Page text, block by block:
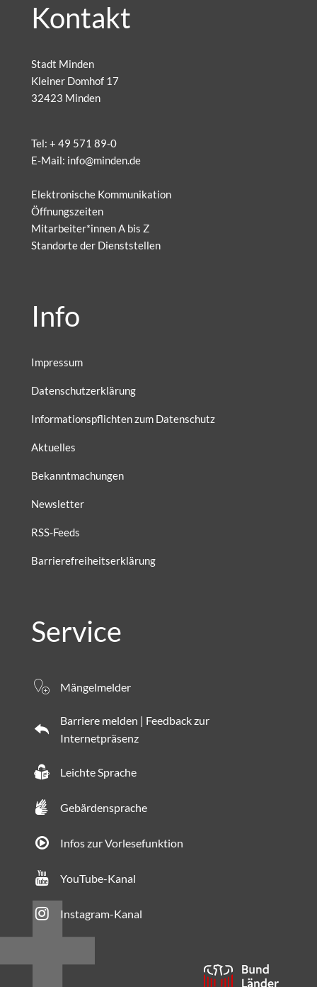
Kontakt
Stadt Minden
Kleiner Domhof 17
32423 Minden
Tel: + 49 571 89-0
E-Mail: info@minden.de
Elektronische Kommunikation
Öffnungszeiten
Mitarbeiter*innen A bis Z
Standorte der Dienststellen
Info
Impressum
Datenschutzerklärung
Informationspflichten zum Datenschutz
Aktuelles
Bekanntmachungen
Newsletter
RSS-Feeds
Barrierefreiheitserklärung
Service
Mängelmelder
Barriere melden | Feedback zur
Internetpräsenz
Leichte Sprache
Gebärdensprache
Infos zur Vorlesefunktion
YouTube-Kanal
Instagram-Kanal